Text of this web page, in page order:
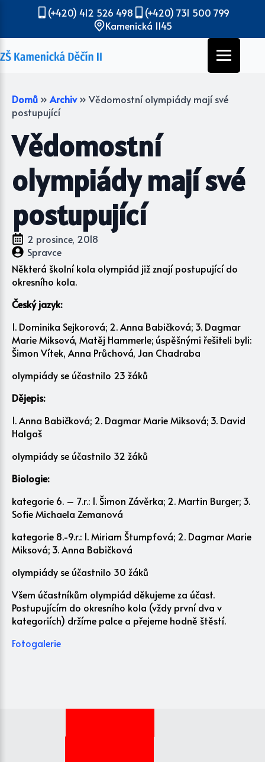
(+420) 412 526 498
(+420) 731 500 799
Kamenická 1145
Domů » Archiv » Vědomostní olympiády mají své
postupující
Vědomostní
olympiády mají své
postupující
2 prosince, 2018
Spravce
Některá školní kola olympiád již znají postupující do
okresního kola.
Český jazyk:
1. Dominika Sejkorová; 2. Anna Babičková; 3. Dagmar
Marie Miksová, Matěj Hammerle; úspěšnými řešiteli byli:
Šimon Vítek, Anna Průchová, Jan Chadraba
olympiády se účastnilo 23 žáků
Dějepis:
1. Anna Babičková; 2. Dagmar Marie Miksová; 3. David
Halgaš
olympiády se účastnilo 32 žáků
Biologie:
kategorie 6. – 7.r.: 1. Šimon Závěrka; 2. Martin Burger; 3.
Sofie Michaela Zemanová
kategorie 8.-9.r.: 1. Miriam Štumpfová; 2. Dagmar Marie
Miksová; 3. Anna Babičková
olympiády se účastnilo 30 žáků
Všem účastníkům olympiád děkujeme za účast.
Postupujícím do okresního kola (vždy první dva v
kategoriích) držíme palce a přejeme hodně štěstí.
Fotogalerie